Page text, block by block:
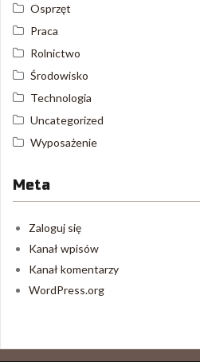
Osprzęt
Praca
Rolnictwo
Środowisko
Technologia
Uncategorized
Wyposażenie
Meta
Zaloguj się
Kanał wpisów
Kanał komentarzy
WordPress.org